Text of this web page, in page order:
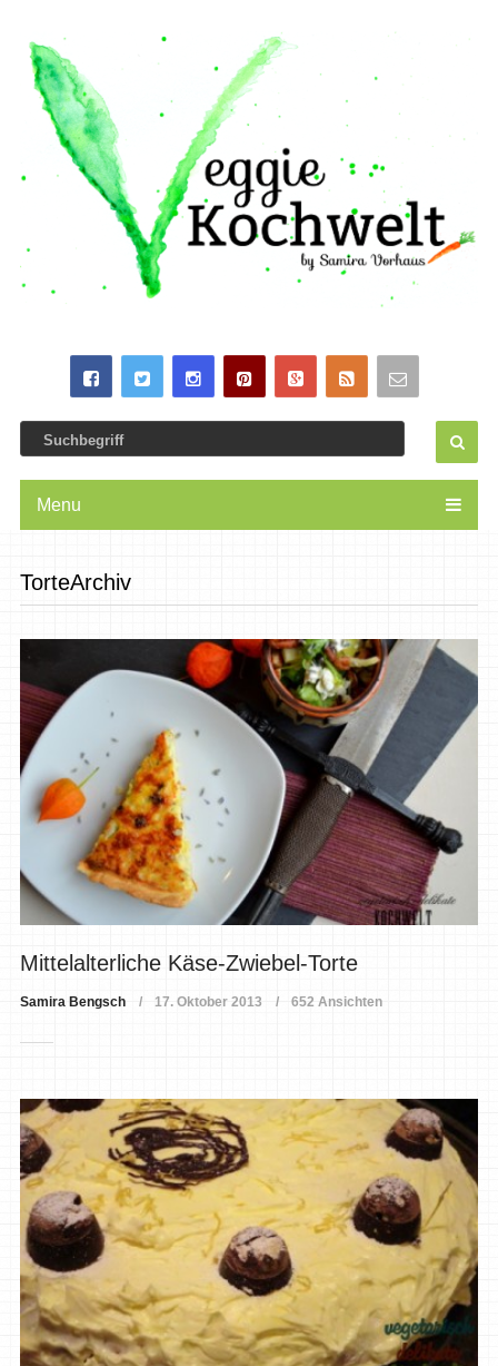
Menu
TorteArchiv
Mittelalterliche Käse-Zwiebel-Torte
Samira Bengsch 17. Oktober 2013 652 Ansichten